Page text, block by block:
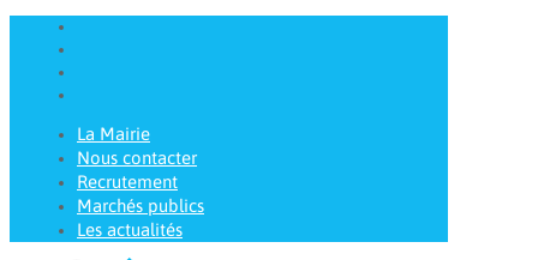
La Mairie
Nous contacter
Recrutement
Marchés publics
Les actualités